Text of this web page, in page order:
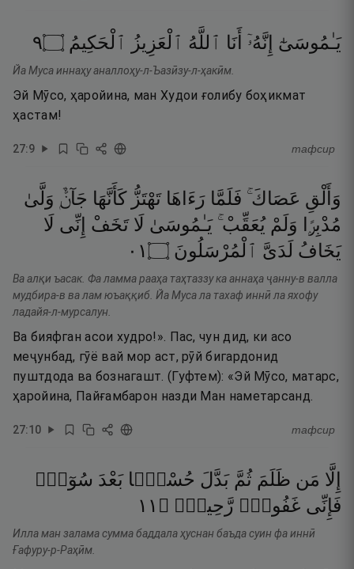
يَـٰمُوسَىٰٓ إِنَّهُۥٓ أَنَا ٱللَّهُ ٱلْعَزِيزُ ٱلْحَكِيمُ ۝٩
Йа Муса иннаҳу аналлоҳу-л-Ъазӣзу-л-ҳакӣм.
Эй Мӯсо, ҳаройина, ман Худои ғолибу боҳикмат
ҳастам!
27:9 тафсир
وَأَلْقِ عَصَاكَ ۚ فَلَمَّا رَءَاهَا تَهْتَزُّ كَأَنَّهَا جَآنٌّۭ وَلَّىٰ
مُدْبِرًۭا
وَلَمْ يُعَقِّبْ ۚ يَـٰمُوسَىٰ لَا تَخَفْ إِنِّى لَا
يَخَافُ لَدَىَّ ٱلْمُرْسَلُونَ ۝١٠
Ва алқи ъасак. Фа ламма рааҳа таҳтаззу ка аннаҳа ҷанну-в валла
мудбира-в ва лам юъаққиб. Йа Муса ла тахаф иннӣ ла яхофу
ладайя-л-мурсалун.
Ва бияфган асои худро!». Пас, чун дид, ки асо
меҷунбад, гӯё вай мор аст, рӯй бигардонид
пуштдода ва бознагашт. (Гуфтем): «Эй Мӯсо, матарс,
ҳаройина, Пайғамбарон назди Ман наметарсанд.
27:10 тафсир
إِلَّا مَن ظَلَمَ ثُمَّ بَدَّلَ حُسْنًۢا بَعْدَ سُوٓءٍۢ
فَإِنِّى غَفُورٌۭ رَّحِيمٌۭ ۝ ١١
Илла ман залама сумма баддала ҳуснан баъда суин фа иннӣ
Ғафуру-р-Раҳӣм.